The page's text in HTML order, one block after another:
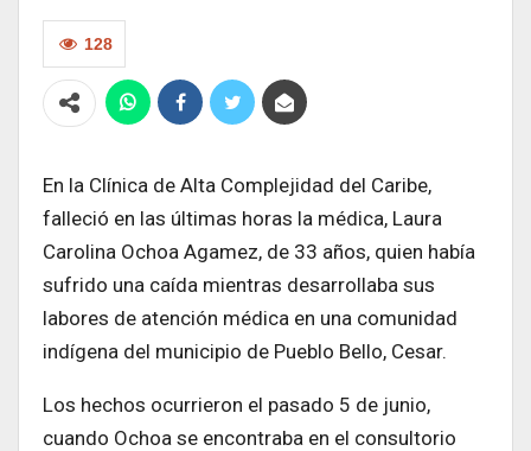
128
En la Clínica de Alta Complejidad del Caribe,
falleció en las últimas horas la médica, Laura
Carolina Ochoa Agamez, de 33 años, quien había
sufrido una caída mientras desarrollaba sus
labores de atención médica en una comunidad
indígena del municipio de Pueblo Bello, Cesar.
Los hechos ocurrieron el pasado 5 de junio,
cuando Ochoa se encontraba en el consultorio